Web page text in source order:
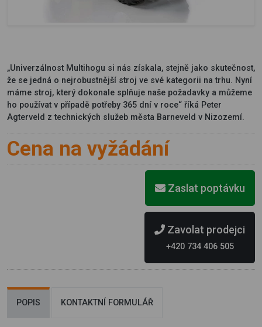
„Univerzálnost Multihogu si nás získala, stejně jako skutečnost,
že se jedná o nejrobustnější stroj ve své kategorii na trhu. Nyní
máme stroj, který dokonale splňuje naše požadavky a můžeme
ho používat v případě potřeby 365 dní v roce“ říká Peter
Agterveld z technických služeb města Barneveld v Nizozemí.
Cena na vyžádání
Zaslat poptávku
Zavolat prodejci
+420 734 406 505
POPIS KONTAKTNÍ FORMULÁŘ